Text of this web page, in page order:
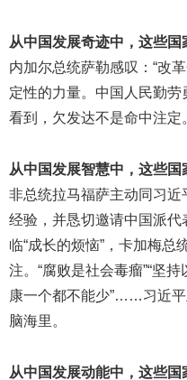
从中国发展奇迹中，这些国
内加尔总统萨勒感叹：“改
定性的力量。中国人民勤
看到，欠发达不是命中注定
从中国发展智慧中，这些国
非总统拉马福萨主动同习
经验，并恳切邀请中国派
临“成长的烦恼”，卡加梅总
注。“腐败是社会毒瘤”“坚
康一个都不能少”……习近
脑海里。
从中国发展动能中，这些国